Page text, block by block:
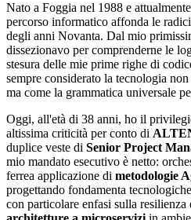
Nato a Foggia nel 1988 e
percorso informatico affonda le
degli anni Novanta. Dal mio
dissezionavo per comprenderne le
stesura delle mie prime righe di
sempre considerato la tecnologia
ma come la grammatica universale
Oggi, all'età di 38 anni, ho il
altissima criticità per conto di
duplice veste di Senior Project
mio mandato esecutivo è netto:
ferrea applicazione di metodologie
progettando fondamenta
con particolare enfasi sulla resilienza